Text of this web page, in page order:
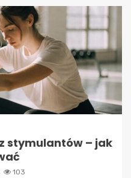
stymulantów – jak
103